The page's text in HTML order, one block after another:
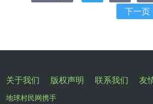
下一页
关于我们 版权声明 联系我们 友
地球村民网携手